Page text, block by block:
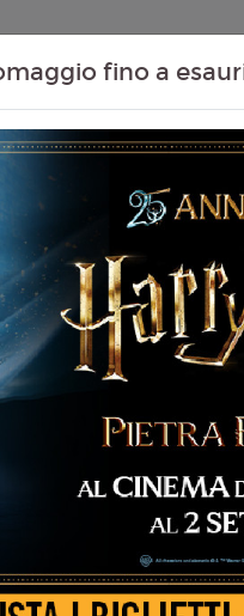
Scolastiche Eventi
Domenica
10
Sabato
14:40
MASSAUA
14:30
fino a